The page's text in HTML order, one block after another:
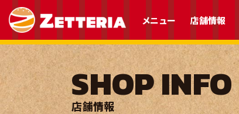
メニュー 店舗情報
SHOP INFO
店舗情報